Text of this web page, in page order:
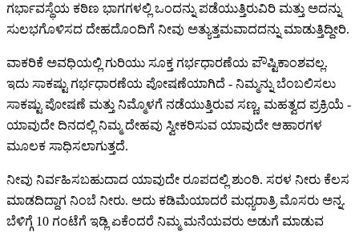
ಗರ್ಭಾವಸ್ಥೆಯ ಕಠಿಣ ಭಾಗಗಳಲ್ಲಿ ಒಂದನ್ನು ಪಡೆಯುತ್ತಿರುವಿರಿ ಮತ್ತು ಅದನ್ನು
ಸುಲಭಗೊಳಿಸದ ದೇಹದೊಂದಿಗೆ ನೀವು ಅತ್ಯುತ್ತಮವಾದದನ್ನು ಮಾಡುತ್ತಿದ್ದೀರಿ.
ವಾಕರಿಕೆ ಅವಧಿಯಲ್ಲಿ ಗುರಿಯು ಸೂಕ್ತ ಗರ್ಭಧಾರಣೆಯ ಪೌಷ್ಟಿಕಾಂಶವಲ್ಲ.
ಇದು ಸಾಕಷ್ಟು ಗರ್ಭಧಾರಣೆಯ ಪೋಷಣೆಯಾಗಿದೆ - ನಿಮ್ಮನ್ನು ಬೆಂಬಲಿಸಲು
ಸಾಕಷ್ಟು ಪೋಷಣೆ ಮತ್ತು ನಿಮ್ಮೊಳಗೆ ನಡೆಯುತ್ತಿರುವ ಸಣ್ಣ, ಮಹತ್ವದ ಪ್ರಕ್ರಿಯೆ -
ಯಾವುದೇ ದಿನದಲ್ಲಿ ನಿಮ್ಮ ದೇಹವು ಸ್ವೀಕರಿಸುವ ಯಾವುದೇ ಆಹಾರಗಳ
ಮೂಲಕ ಸಾಧಿಸಲಾಗುತ್ತದೆ.
ನೀವು ನಿರ್ವಹಿಸಬಹುದಾದ ಯಾವುದೇ ರೂಪದಲ್ಲಿ ಶುಂಠಿ. ಸರಳ ನೀರು ಕೆಲಸ
ಮಾಡದಿದ್ದಾಗ ನಿಂಬೆ ನೀರು. ಅದು ಕಡಿಮೆಯಾದರೆ ಮಧ್ಯರಾತ್ರಿ ಮೊಸರು ಅನ್ನ.
ಬೆಳಿಗ್ಗೆ 10 ಗಂಟೆಗೆ ಇಡ್ಲಿ ಏಕೆಂದರೆ ನಿಮ್ಮ ಮನೆಯವರು ಅಡುಗೆ ಮಾಡುವ